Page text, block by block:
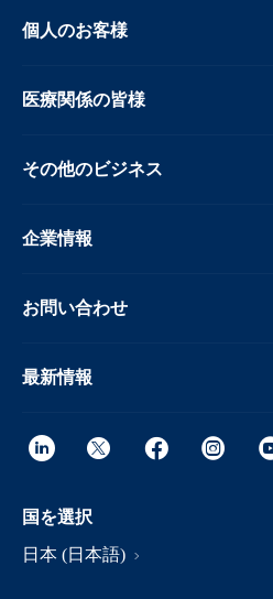
個人のお客様
医療関係の皆様
その他のビジネス
企業情報
お問い合わせ
最新情報
国を選択
日本 (日本語)